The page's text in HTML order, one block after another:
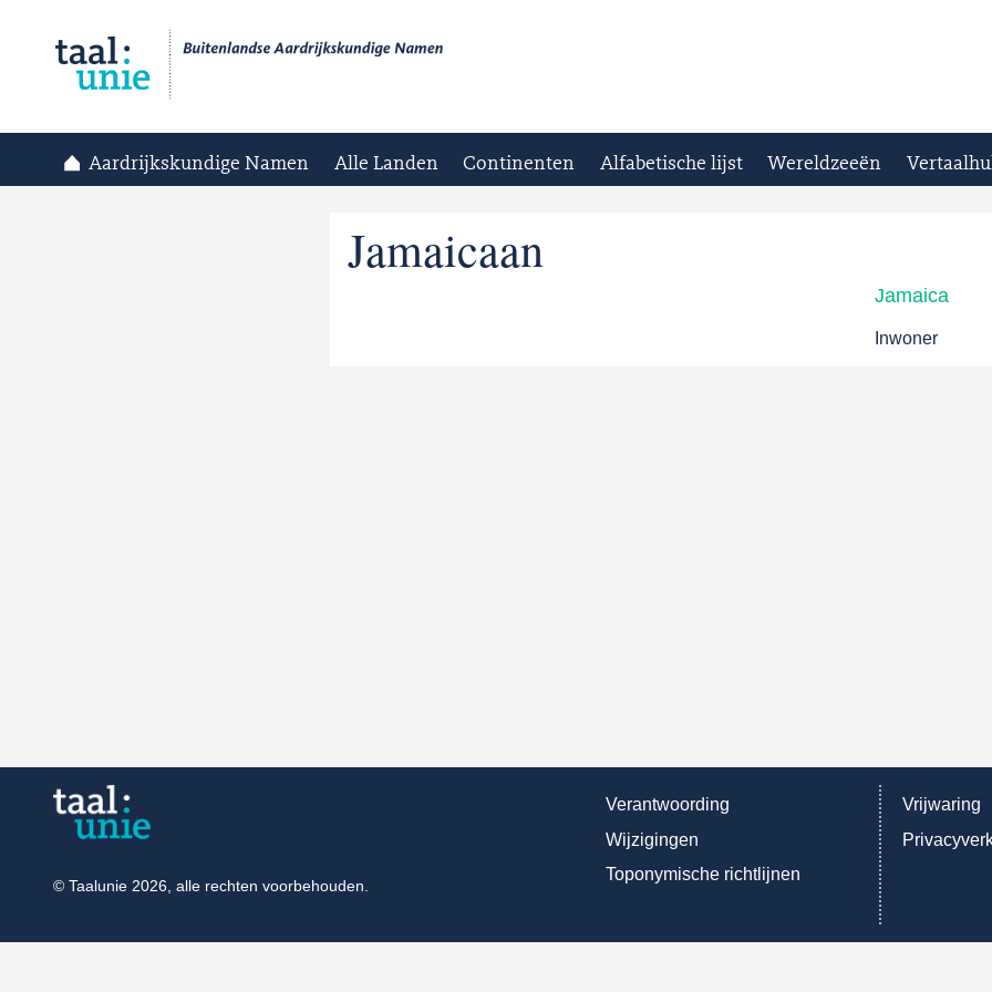
Aardrijkskundige Namen Alle Landen Continenten Alfabetische lijst Wereldzeeën
Jamaicaan
Jamaica
Inwoner
Verantwoording
Wijzigingen
Toponymische richtlijnen
Vrijwaring
© Taalunie 2026, alle rechten voorbehouden.